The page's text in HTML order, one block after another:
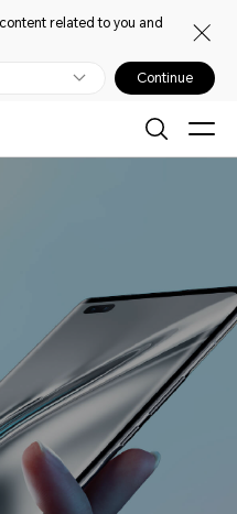
related to you and
Continue